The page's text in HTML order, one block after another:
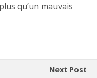
qu’un mauvais
Next Post